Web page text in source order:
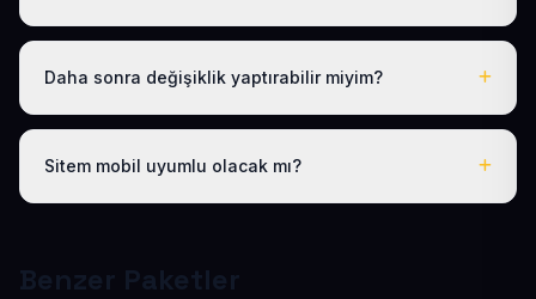
Evet. Yıllık paket ücretine ücretsiz .com.tr alan adı ve
Daha sonra değişiklik yaptırabilir miyim?
Evet. Teslimden sonra ilk 30 gün ücretsiz revizyon
destek sağlıyoruz. Sonraki yıllarda da uygun bakım
paketlerimiz mevcuttur.
Sitem mobil uyumlu olacak mı?
Google mobil sıralamasına uygundur.
Benzer Paketler